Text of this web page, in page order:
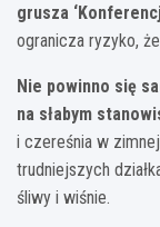
grusza
ogranicza ryzyko,
Nie powinno się
na słabym
i czereśnia w
trudniejszych
śliwy i wiśnie.